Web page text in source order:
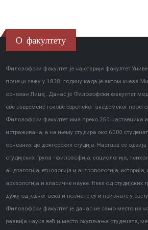
О факултету
Филозофски факултет је најстарији факултет
почеци сежу у 1838. годину када је актом кнеза
основан Лицеј. Данас је Филозофски факултет
све савремене токове европског академског
Филозофски факултет има преко 250 наставника
истраживача, а на њему студира око 6000
основних до докторских студија. Настава се одвија
студијских група - филозофија, социологија,
андрагогија, етнологија и антропологија, историја,
археологија и класичне науке. Неке од студијских
дужу од једног века и познате су и признате у
Филозофски факултет је данас не само место на
развија наука већ и место окупљања студената,